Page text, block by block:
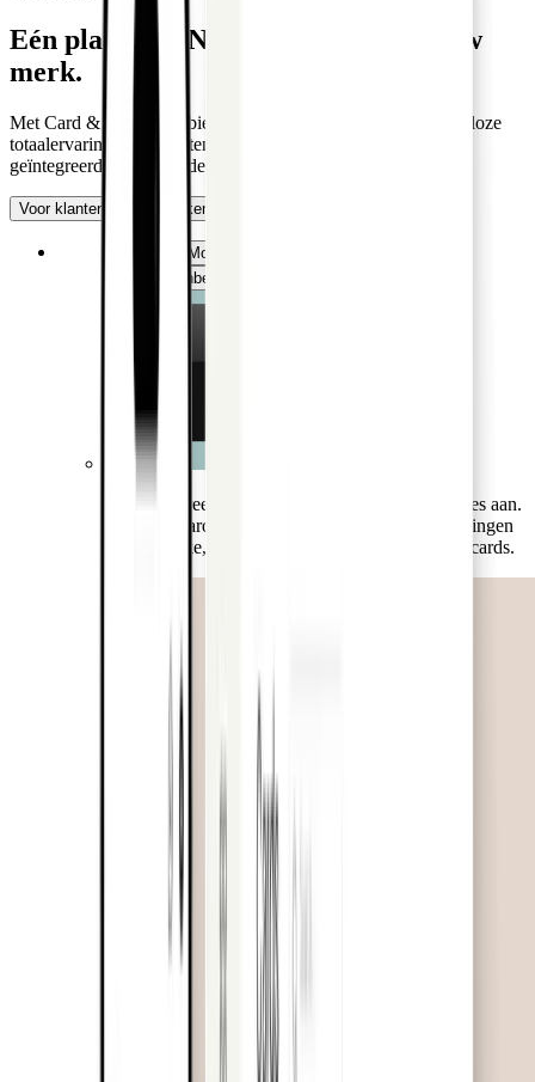
Eén platform. Naadloze processen. Uw
merk.
Met Card & Spend OS biedt u uw zakelijke klanten een naadloze
totaalervaring voor kaarten en uitgaven. Alles is volledig
geïntegreerd en staat onder uw vertrouwde merk.
Voor klanten Voor banken
Mobile App
Crediteurenbeheer
Bied een breed scala aan veelgevraagde kaarttypes aan.
Van standaardopties tot branchespecifieke oplossingen
zoals fysieke, virtuele, eenmalige, lodge- en fleetcards.